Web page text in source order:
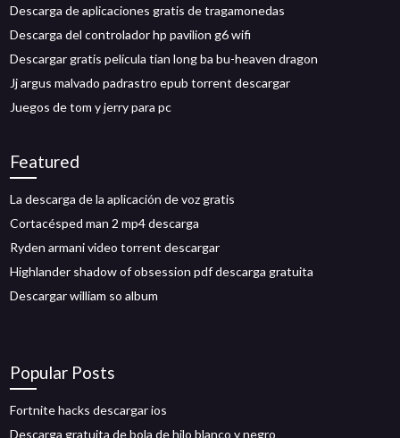
Descarga de aplicaciones gratis de tragamonedas
Descarga del controlador hp pavilion g6 wifi
Descargar gratis película tian long ba bu-heaven dragon
Jj argus malvado padrastro epub torrent descargar
Juegos de tom y jerry para pc
Featured
La descarga de la aplicación de voz gratis
Cortacésped man 2 mp4 descarga
Ryden armani video torrent descargar
Highlander shadow of obsession pdf descarga gratuita
Descargar william so album
Popular Posts
Fortnite hacks descargar ios
Descarga gratuita de bola de hilo blanco y negro